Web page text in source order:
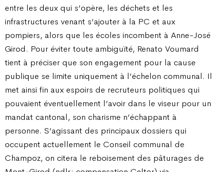
entre les deux qui s’opère, les déchets et les
infrastructures venant s’ajouter à la PC et aux
pompiers, alors que les écoles incombent à Anne-José
Girod. Pour éviter toute ambiguïté, Renato Voumard
tient à préciser que son engagement pour la cause
publique se limite uniquement à l’échelon communal. Il
met ainsi fin aux espoirs de recruteurs politiques qui
pouvaient éventuellement l’avoir dans le viseur pour un
mandat cantonal, son charisme n’échappant à
personne. S’agissant des principaux dossiers qui
occupent actuellement le Conseil communal de
Champoz, on citera le reboisement des pâturages de